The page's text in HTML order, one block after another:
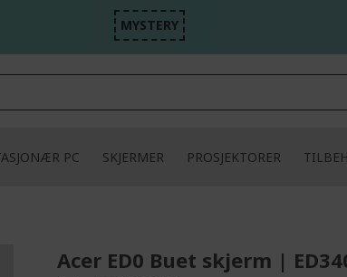
MYSTERY
PC SKJERMER PROSJEKTORER
Acer ED0 Buet skjerm |